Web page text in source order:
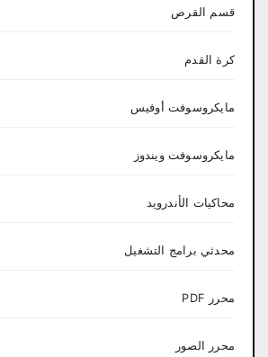
قسم القرص
كرة القدم
مايكروسوفت أوفيس
مايكروسوفت ويندوز
محاكيات الأندرويد
محدثي برامج التشغيل
محرر PDF
محرر الصور